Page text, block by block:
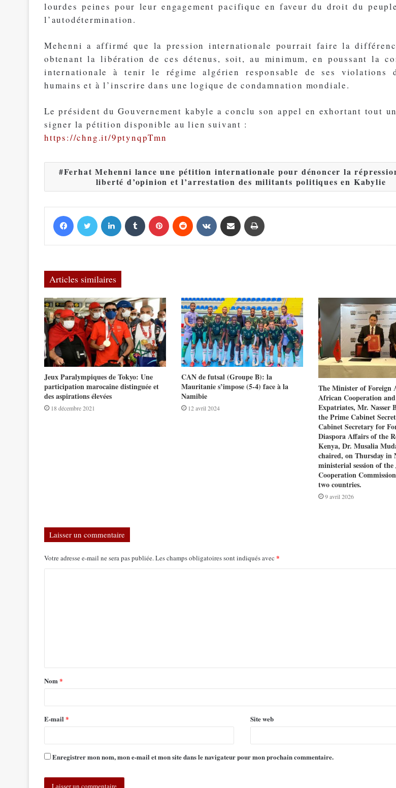
lourdes peines pour leur engagement pacifique en faveur du droit du
l’autodétermination.
Mehenni a affirmé que la pression internationale pourrait faire la
obtenant la libération de ces détenus, soit, au minimum, en poussant la
internationale à tenir le régime algérien responsable de ses violations
humains et à l’inscrire dans une logique de condamnation mondiale.
Le président du Gouvernement kabyle a conclu son appel en exhortant tout
signer la pétition disponible au lien suivant :
https://chng.it/9ptynqpTmn
Ferhat Mehenni lance une pétition internationale pour dénoncer la
liberté d’opinion et l’arrestation des militants politiques en Kabylie
Articles similaires
Jeux Paralympiques de Tokyo: Une
participation marocaine distinguée et
des aspirations élevées
18 décembre 2021
CAN de futsal (Groupe B): la
Mauritanie s’impose (5-4) face à la
Namibie
12 avril 2024
The Minister of Foreign
African Cooperation
Expatriates, Mr. Nasser
the Prime Cabinet
Cabinet Secretary for
Diaspora Affairs of the
Kenya, Dr. Musalia
chaired, on Thursday in
ministerial session of
Cooperation
two countries.
9 avril 2026
Laisser un commentaire
Votre adresse e-mail ne sera pas publiée.Les champs obligatoires sont indiqués avec *
Nom *
E-mail * Site web
Enregistrer mon nom, mon e-mail et mon site dans le navigateur pour mon prochain commentaire.